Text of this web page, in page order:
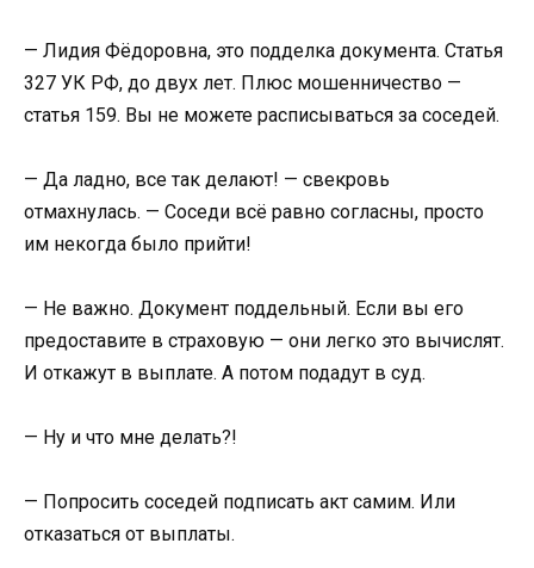
— Лидия Фёдоровна, это подделка документа. Статья
327 УК РФ, до двух лет. Плюс мошенничество —
статья 159. Вы не можете расписываться за соседей.
— Да ладно, все так делают! — свекровь
отмахнулась. — Соседи всё равно согласны, просто
им некогда было прийти!
— Не важно. Документ поддельный. Если вы его
предоставите в страховую — они легко это вычислят.
И откажут в выплате. А потом подадут в суд.
— Ну и что мне делать?!
— Попросить соседей подписать акт самим. Или
отказаться от выплаты.